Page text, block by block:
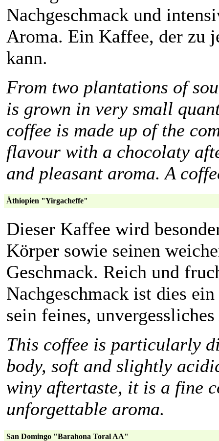
Nachgeschmack und
Aroma. Ein Kaffee, der zu
kann.
From two plantations of
is grown in very small
coffee is made up of the
flavour with a chocolaty
and pleasant aroma. A
Äthiopien "Yirgacheffe"
Dieser Kaffee wird
Körper sowie seinen
Geschmack. Reich und
Nachgeschmack ist dies
sein feines,
This coffee is particularly
body, soft and slightly
winy aftertaste, it is a fine
unforgettable aroma.
San Domingo "Barahona Toral AA"